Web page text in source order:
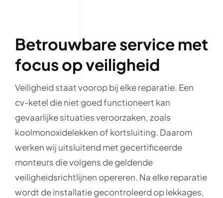
Betrouwbare service met
focus op veiligheid
Veiligheid staat voorop bij elke reparatie. Een
cv-ketel die niet goed functioneert kan
gevaarlijke situaties veroorzaken, zoals
koolmonoxidelekken of kortsluiting. Daarom
werken wij uitsluitend met gecertificeerde
monteurs die volgens de geldende
veiligheidsrichtlijnen opereren. Na elke reparatie
wordt de installatie gecontroleerd op lekkages,